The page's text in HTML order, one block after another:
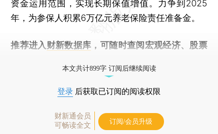
资金运用范围，实现长期保值增值。力争到2025
年，为参保人积累6万亿元养老保险责任准备金。
推荐进入 财新数据库 ，可随时查阅宏观经济、股票
本文共计899字 订阅后继续阅读
登录 后获取已订阅的阅读权限
财新通会员
可畅读全文
订阅/会员升级